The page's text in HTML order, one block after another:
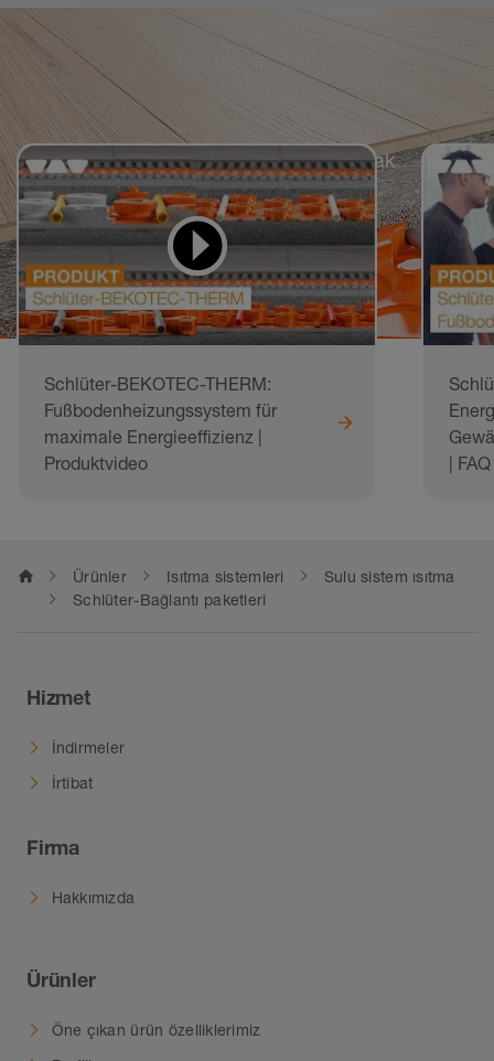
Öğrenmek ve uygulamak
için videolar
Schlüter-BEKOTEC-THERM:
Fußbodenheizungssystem für
maximale Energieeffizienz |
Produktvideo
| FAQ
home Ürünler Isıtma sistemleri
Sulu sistem ısıtma
Schlüter-Bağlantı paketleri
Hizmet
İndirmeler
İrtibat
Firma
Hakkımızda
Ürünler
Öne çıkan ürün özelliklerimiz